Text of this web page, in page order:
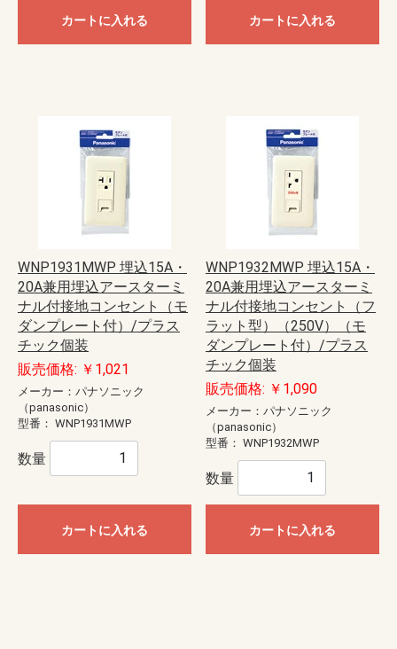
カートに入れる カートに入れる
WNP1931MWP 埋込15A・
20A兼用埋込アースターミ
ナル付接地コンセント（モ
ダンプレート付）/プラス
チック個装
販売価格: ￥1,021
メーカー：パナソニック
（panasonic）
型番： WNP1931MWP
数量
カートに入れる
WNP1932MWP 埋込15A・
20A兼用埋込アースターミ
ナル付接地コンセント（フ
ラット型）（250V）（モ
ダンプレート付）/プラス
チック個装
販売価格: ￥1,090
メーカー：パナソニック
（panasonic）
型番： WNP1932MWP
数量
カートに入れる